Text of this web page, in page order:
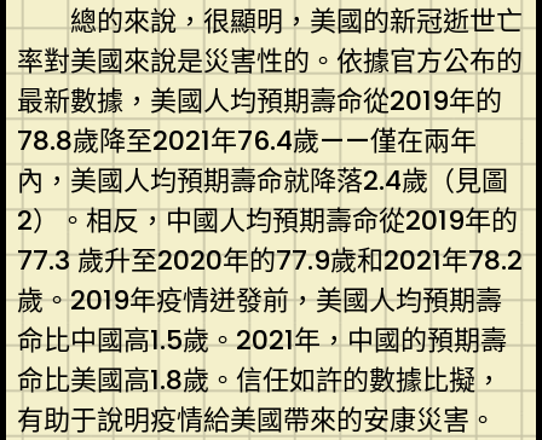
總的來說，很顯明，美國的新冠逝世亡
率對美國來說是災害性的。依據官方公布的
最新數據，美國人均預期壽命從2019年的
78.8歲降至2021年76.4歲——僅在兩年
內，美國人均預期壽命就降落2.4歲（見圖
2）。相反，中國人均預期壽命從2019年的
77.3 歲升至2020年的77.9歲和2021年78.2
歲。2019年疫情迸發前，美國人均預期壽
命比中國高1.5歲。2021年，中國的預期壽
命比美國高1.8歲。信任如許的數據比擬，
有助于說明疫情給美國帶來的安康災害。